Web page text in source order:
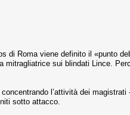
di Roma viene definito il «punto
sui blindati Lin­ce.
l’attività dei
sotto attacco.